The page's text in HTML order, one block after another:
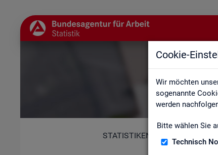
Cookie-
Wir möchten
sogenannte
werden
Bitte wählen Sie
Technisch
STATISTIKEN